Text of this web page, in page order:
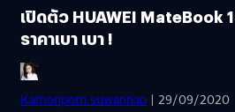
เปิดตัว HUAWEI MateBook
ราคาเบา เบา !
Kamonporn suwannao | 29/09/2020